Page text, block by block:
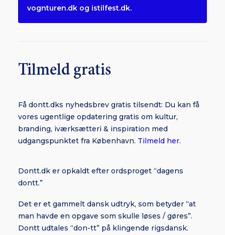
vognturen.dk og istilfest.dk.
Tilmeld gratis
Få dontt.dks nyhedsbrev gratis tilsendt: Du kan få
vores ugentlige opdatering gratis om kultur,
branding, iværksætteri & inspiration med
udgangspunktet fra København. Tilmeld her.
Dontt.dk er opkaldt efter ordsproget “dagens
dontt.”
Det er et gammelt dansk udtryk, som betyder “at
man havde en opgave som skulle løses / gøres”.
Dontt udtales “don-tt” på klingende rigsdansk.